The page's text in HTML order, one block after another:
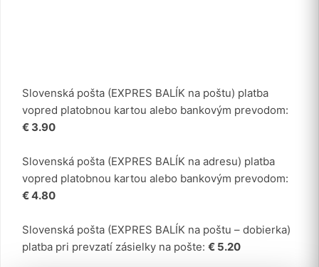
Slovenská pošta (EXPRES BALÍK na poštu) platba
vopred platobnou kartou alebo bankovým prevodom:
€ 3.90
Slovenská pošta (EXPRES BALÍK na adresu) platba
vopred platobnou kartou alebo bankovým prevodom:
€ 4.80
Slovenská pošta (EXPRES BALÍK na poštu – dobierka)
platba pri prevzatí zásielky na pošte: € 5.20